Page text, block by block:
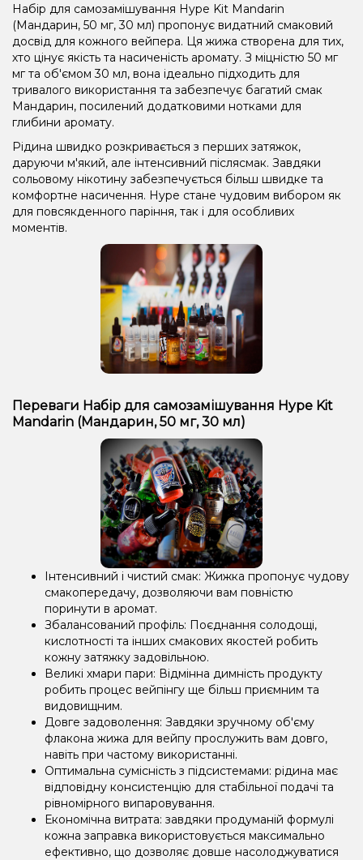
Набір для самозамішування Hype Kit Mandarin
(Мандарин, 50 мг, 30 мл) пропонує видатний смаковий
досвід для кожного вейпера. Ця жижа створена для тих,
хто цінує якість та насиченість аромату. З міцністю 50 мг
мг та об'ємом 30 мл, вона ідеально підходить для
тривалого використання та забезпечує багатий смак
Мандарин, посилений додатковими нотками для
глибини аромату.
Рідина швидко розкривається з перших затяжок,
даруючи м'який, але інтенсивний післясмак. Завдяки
сольовому нікотину забезпечується більш швидке та
комфортне насичення. Hype стане чудовим вибором як
для повсякденного паріння, так і для особливих
моментів.
Переваги Набір для самозамішування Hype Kit
Mandarin (Мандарин, 50 мг, 30 мл)
Інтенсивний і чистий смак: Жижка пропонує чудову
смакопередачу, дозволяючи вам повністю
поринути в аромат.
Збалансований профіль: Поєднання солодощі,
кислотності та інших смакових якостей робить
кожну затяжку задовільною.
Великі хмари пари: Відмінна димність продукту
робить процес вейпінгу ще більш приємним та
видовищним.
Довге задоволення: Завдяки зручному об'єму
флакона жижа для вейпу прослужить вам довго,
навіть при частому використанні.
Оптимальна сумісність з підсистемами: рідина має
відповідну консистенцію для стабільної подачі та
рівномірного випаровування.
Економічна витрата: завдяки продуманій формулі
кожна заправка використовується максимально
ефективно, що дозволяє довше насолоджуватися